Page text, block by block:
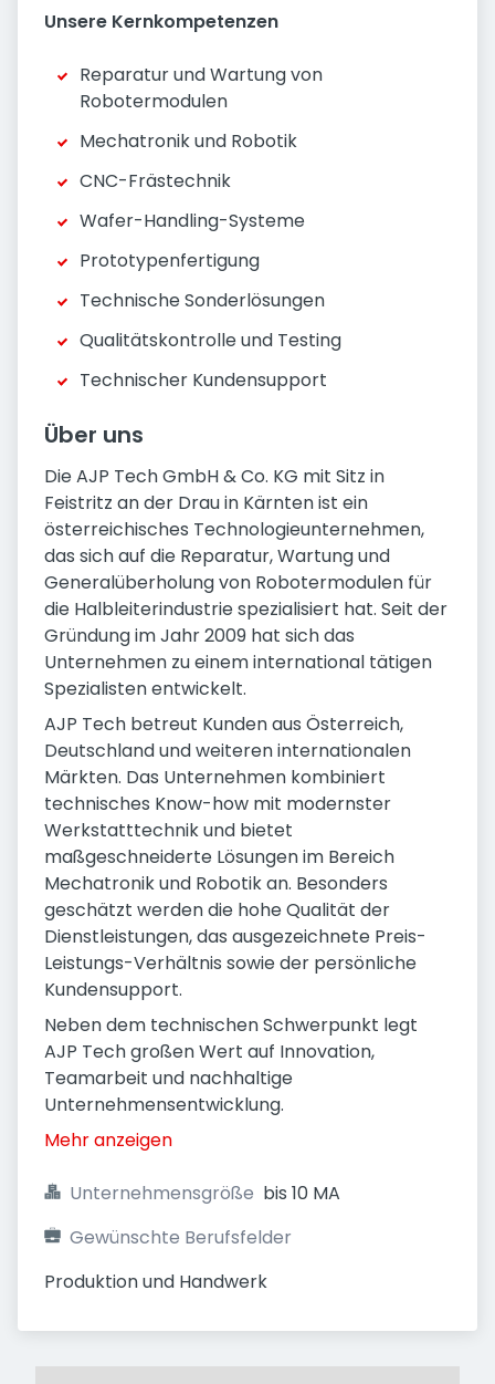
Unsere Kernkompetenzen
Reparatur und Wartung von
Robotermodulen
Mechatronik und Robotik
CNC-Frästechnik
Wafer-Handling-Systeme
Prototypenfertigung
Technische Sonderlösungen
Qualitätskontrolle und Testing
Technischer Kundensupport
Über uns
Die AJP Tech GmbH & Co. KG mit Sitz in
Feistritz an der Drau in Kärnten ist ein
österreichisches Technologieunternehmen,
das sich auf die Reparatur, Wartung und
Generalüberholung von Robotermodulen für
die Halbleiterindustrie spezialisiert hat. Seit der
Gründung im Jahr 2009 hat sich das
Unternehmen zu einem international tätigen
Spezialisten entwickelt.
AJP Tech betreut Kunden aus Österreich,
Deutschland und weiteren internationalen
Märkten. Das Unternehmen kombiniert
technisches Know-how mit modernster
Werkstatttechnik und bietet
maßgeschneiderte Lösungen im Bereich
Mechatronik und Robotik an. Besonders
geschätzt werden die hohe Qualität der
Dienstleistungen, das ausgezeichnete Preis-
Leistungs-Verhältnis sowie der persönliche
Kundensupport.
Neben dem technischen Schwerpunkt legt
AJP Tech großen Wert auf Innovation,
Teamarbeit und nachhaltige
Unternehmensentwicklung.
Mehr anzeigen
Unternehmensgröße bis 10 MA
Gewünschte Berufsfelder
Produktion und Handwerk